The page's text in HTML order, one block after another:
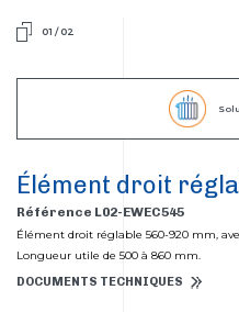
01 / 02
Élément droit
Référence L02-EWEC545
Élément droit réglable 560-920 mm,
Longueur utile de 500 à 860 mm.
DOCUMENTS TECHNIQUES